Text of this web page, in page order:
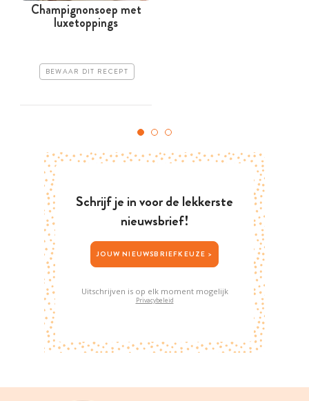
Champignonsoep met
luxetoppings
BEWAAR DIT RECEPT
Schrijf je in voor de lekkerste
nieuwsbrief!
JOUW NIEUWSBRIEFKEUZE >
Uitschrijven is op elk moment mogelijk
Privacybeleid